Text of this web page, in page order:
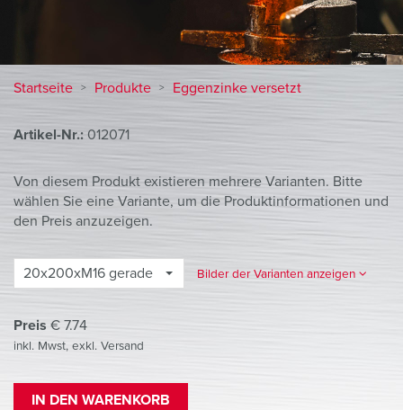
Startseite Produkte Eggenzinke versetzt
Artikel-Nr.: 012071
Von diesem Produkt existieren mehrere Varianten. Bitte
wählen Sie eine Variante, um die Produktinformationen und
den Preis anzuzeigen.
20x200xM16 gerade Bilder der Varianten anzeigen
Preis € 7.74
inkl. Mwst, exkl. Versand
IN DEN WARENKORB